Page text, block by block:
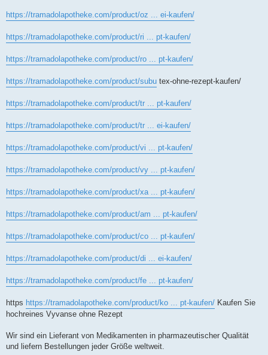
https://tramadolapotheke.com/product/oz ... ei-kaufen/
https://tramadolapotheke.com/product/ri ... pt-kaufen/
https://tramadolapotheke.com/product/ro ... pt-kaufen/
https://tramadolapotheke.com/product/subu tex-ohne-rezept-kaufen/
https://tramadolapotheke.com/product/tr ... pt-kaufen/
https://tramadolapotheke.com/product/tr ... ei-kaufen/
https://tramadolapotheke.com/product/vi ... pt-kaufen/
https://tramadolapotheke.com/product/vy ... pt-kaufen/
https://tramadolapotheke.com/product/xa ... pt-kaufen/
https://tramadolapotheke.com/product/am ... pt-kaufen/
https://tramadolapotheke.com/product/co ... pt-kaufen/
https://tramadolapotheke.com/product/di ... ei-kaufen/
https://tramadolapotheke.com/product/fe ... pt-kaufen/
https https://tramadolapotheke.com/product/ko ... pt-kaufen/ Kaufen Sie
hochreines Vyvanse ohne Rezept
Wir sind ein Lieferant von Medikamenten in pharmazeutischer Qualität
und liefern Bestellungen jeder Größe weltweit.